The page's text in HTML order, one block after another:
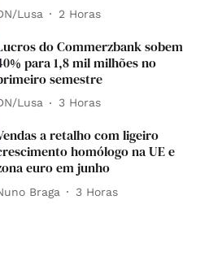
Lusa 2 Horas
do Commerzbank sobem
para 1,8 mil milhões no
semestre
Lusa 3 Horas
a retalho com ligeiro
homólogo na UE e
euro em junho
Braga 3 Horas